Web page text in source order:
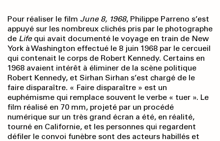
Pour réaliser le film June 8, 1968, Philippe Parreno s’est
appuyé sur les nombreux clichés pris par le photographe
de Lifequi avait documenté le voyage en train de New
York à Washington effectué le 8 juin 1968 par le cercueil
qui contenait le corps de Robert Kennedy. Certains en
1968 avaient intérêt à éliminer de la scène politique
Robert Kennedy, et Sirhan Sirhan s’est chargé de le
faire disparaître. « Faire disparaître » est un
euphémisme qui remplace souvent le verbe « tuer ». Le
film réalisé en 70 mm, projeté par un procédé
numérique sur un très grand écran a été, en réalité,
tourné en Californie, et les personnes qui regardent
défiler le convoi funèbre sont des acteurs habillés et